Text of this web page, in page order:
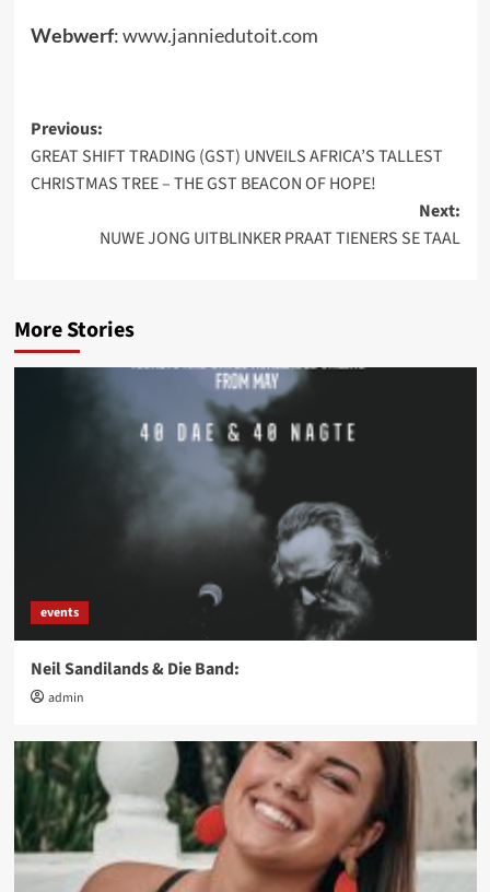
Webwerf:www.janniedutoit.com
Post
navigation
Previous:
GREAT SHIFT TRADING (GST) UNVEILS AFRICA’S TALLEST
CHRISTMAS TREE – THE GST BEACON OF HOPE!
Next:
NUWE JONG UITBLINKER PRAAT TIENERS SE TAAL
More Stories
events
Neil Sandilands & Die Band:
admin